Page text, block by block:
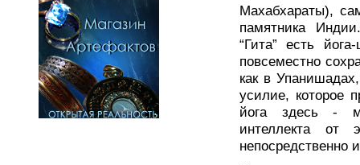
Махабхараты),
памятника
“Гита” есть
повсеместно
как в
усилие, которое
йога здесь -
интеллекта от
непосредственно